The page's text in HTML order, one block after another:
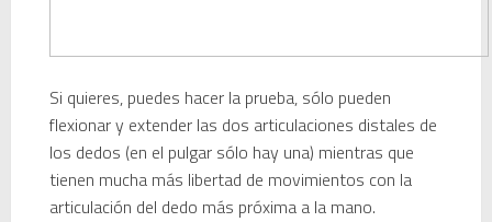
Si quieres, puedes hacer la prueba, sólo pueden
flexionar y extender las dos articulaciones distales de
los dedos (en el pulgar sólo hay una) mientras que
tienen mucha más libertad de movimientos con la
articulación del dedo más próxima a la mano.